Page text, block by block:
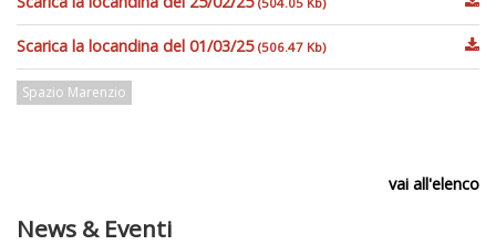
Scarica la locandina del 01/03/25 (506.47 Kb)
Spazio Marenzio
vai all'elenco
News & Eventi